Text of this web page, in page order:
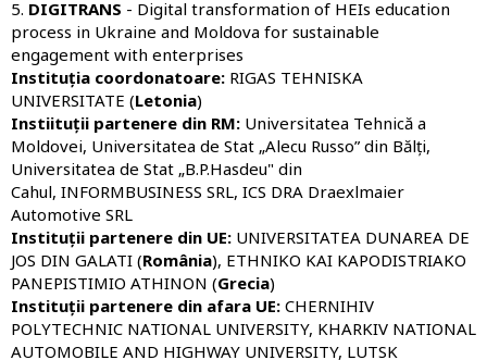
5. DIGITRANS - Digital transformation of HEIs education
process in Ukraine and Moldova for sustainable
engagement with enterprises
Instituția coordonatoare: RIGAS TEHNISKA
UNIVERSITATE (Letonia)
Instiituții partenere din RM: Universitatea Tehnică a
Moldovei, Universitatea de Stat „Alecu Russo” din Bălți,
Universitatea de Stat „B.P.Hasdeu" din
Cahul, INFORMBUSINESS SRL, ICS DRA Draexlmaier
Automotive SRL
Instituții partenere din UE: UNIVERSITATEA DUNAREA DE
JOS DIN GALATI (România), ETHNIKO KAI KAPODISTRIAKO
PANEPISTIMIO ATHINON (Grecia)
Instituții partenere din afara UE: CHERNIHIV
POLYTECHNIC NATIONAL UNIVERSITY, KHARKIV NATIONAL
AUTOMOBILE AND HIGHWAY UNIVERSITY, LUTSK